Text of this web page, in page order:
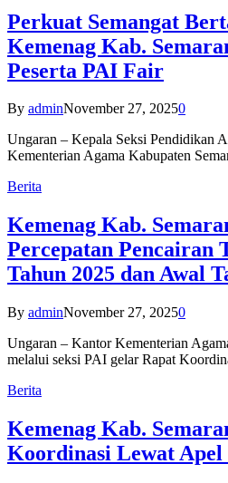
Perkuat Semangat
Kemenag Kab.
Peserta PAI Fair
By adminNovember 27, 20250
Ungaran – Kepala Seksi Pendidikan
Kementerian Agama Kabupaten
Berita
Kemenag Kab.
Percepatan Pencairan
Tahun 2025 dan Awal
By adminNovember 27, 20250
Ungaran – Kantor Kementerian
melalui seksi PAI gelar Rapat
Berita
Kemenag Kab.
Koordinasi Lewat Apel